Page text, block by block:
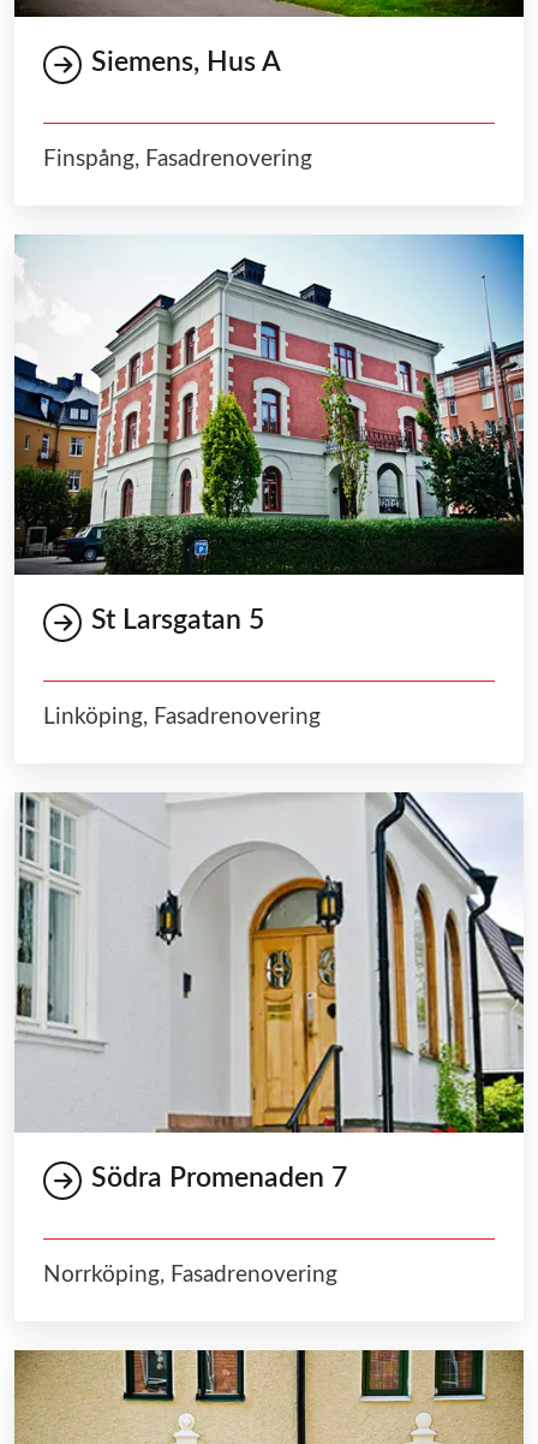
Siemens, Hus A
Finspång, Fasadrenovering
St Larsgatan 5
Linköping, Fasadrenovering
Södra Promenaden 7
Norrköping, Fasadrenovering